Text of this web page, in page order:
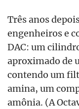
Três anos
engenheiros e
DAC: um
aproximado de
contendo um
amina, um
amônia. (A